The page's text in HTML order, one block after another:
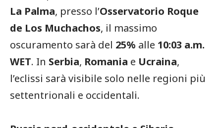
La Palma, presso l’Osservatorio Roque
de Los Muchachos, il massimo
oscuramento sarà del 25% alle 10:03 a.m.
WET. In Serbia, Romania e Ucraina,
l’eclissi sarà visibile solo nelle regioni più
settentrionali e occidentali.